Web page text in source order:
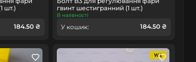
шт.)
184.50 ₴
гвинт шестигранний (1 шт.)
В наявності
У кошик: 184.50 ₴